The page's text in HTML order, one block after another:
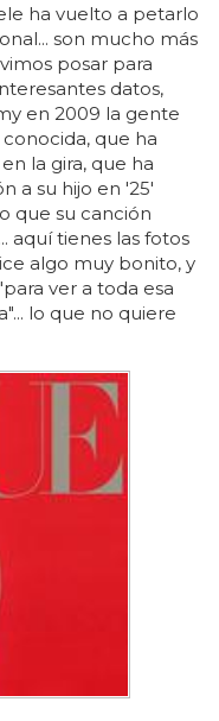
ha vuelto a petarlo
son mucho más
posar para
datos,
en 2009 la gente
que ha
la gira, que ha
a su hijo en '25'
que su canción
aquí tienes las fotos
algo muy bonito, y
ver a toda esa
lo que no quiere